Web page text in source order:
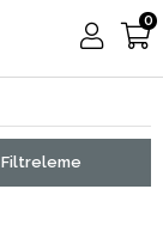
0
Filtreleme